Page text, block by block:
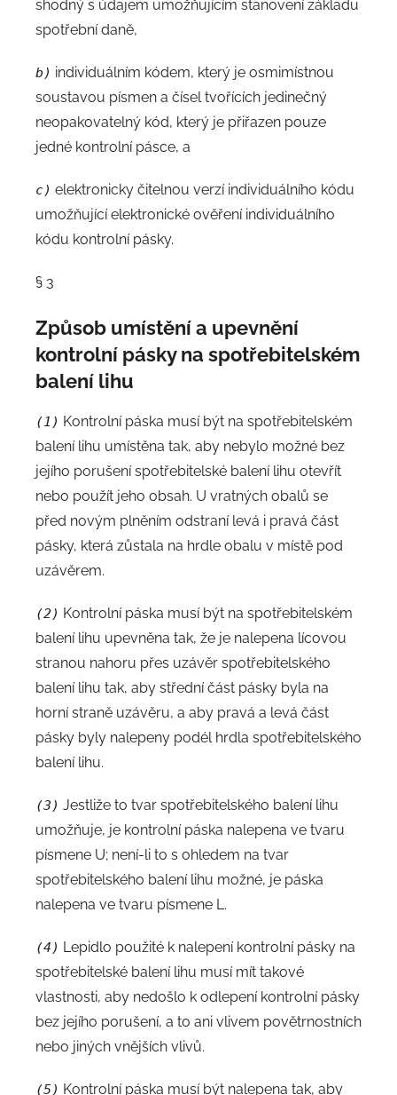
shodný s údajem umožňujícím stanovení základu
spotřební daně,
b) individuálním kódem, který je osmimístnou
soustavou písmen a čísel tvořících jedinečný
neopakovatelný kód, který je přiřazen pouze
jedné kontrolní pásce, a
c) elektronicky čitelnou verzí individuálního kódu
umožňující elektronické ověření individuálního
kódu kontrolní pásky.
§ 3
Způsob umístění a upevnění
kontrolní pásky na spotřebitelském
balení lihu
(1) Kontrolní páska musí být na spotřebitelském
balení lihu umístěna tak, aby nebylo možné bez
jejího porušení spotřebitelské balení lihu otevřít
nebo použít jeho obsah. U vratných obalů se
před novým plněním odstraní levá i pravá část
pásky, která zůstala na hrdle obalu v místě pod
uzávěrem.
(2) Kontrolní páska musí být na spotřebitelském
balení lihu upevněna tak, že je nalepena lícovou
stranou nahoru přes uzávěr spotřebitelského
balení lihu tak, aby střední část pásky byla na
horní straně uzávěru, a aby pravá a levá část
pásky byly nalepeny podél hrdla spotřebitelského
balení lihu.
(3) Jestliže to tvar spotřebitelského balení lihu
umožňuje, je kontrolní páska nalepena ve tvaru
písmene U; není-li to s ohledem na tvar
spotřebitelského balení lihu možné, je páska
nalepena ve tvaru písmene L.
(4) Lepidlo použité k nalepení kontrolní pásky na
spotřebitelské balení lihu musí mít takové
vlastnosti, aby nedošlo k odlepení kontrolní pásky
bez jejího porušení, a to ani vlivem povětrnostních
nebo jiných vnějších vlivů.
(5) Kontrolní páska musí být nalepena tak, aby